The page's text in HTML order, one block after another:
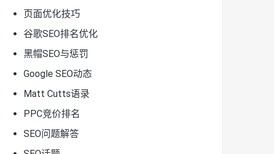
页面优化技巧
谷歌SEO排名优化
黑帽SEO与惩罚
Google SEO动态
Matt Cutts语录
PPC竞价排名
SEO问题解答